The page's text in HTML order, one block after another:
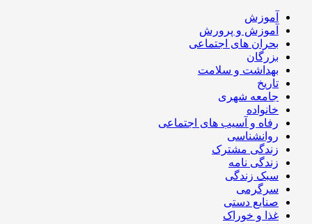
آموزش
آموزش و پرورش
بحران های اجتماعی
بزرگان
بهداشت و سلامت
تاریخ
جامعه شهری
خانواده
رفاه و آسیب های اجتماعی
روانشناسی
زندگی مشترک
زندگی نامه
سبک زندگی
سرگرمی
صنایع دستی
غذا و خوراک